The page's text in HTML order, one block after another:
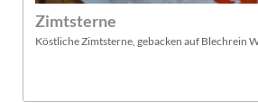
Zimtsterne
Köstliche Zimtsterne, gebacken auf Blechrein